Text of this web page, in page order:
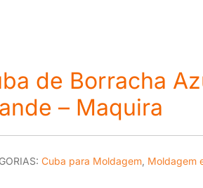
de Borracha
– Maquira
Cuba para Moldagem Moldagem